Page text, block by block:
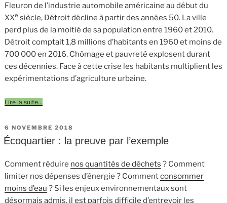
Fleuron de l’industrie automobile américaine au début du
XXe siècle, Détroit décline à partir des années 50. La ville
perd plus de la moitié de sa population entre 1960 et 2010.
Détroit comptait 1,8 millions d’habitants en 1960 et moins de
700 000 en 2016. Chômage et pauvreté explosent durant
ces décennies. Face à cette crise les habitants multiplient les
expérimentations d’agriculture urbaine.
Lire la suite…
PUBLIÉ
LE
6 NOVEMBRE 2018
Écoquartier : la preuve par l’exemple
Comment réduire nos quantités de déchets ? Comment
limiter nos dépenses d’énergie ? Commentconsommer
moins d’eau ? Si les enjeux environnementaux sont
désormais admis, il est parfois difficile d’entrevoir les